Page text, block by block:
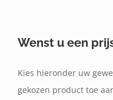
Wenst u een
Kies hieronder uw
gekozen product toe